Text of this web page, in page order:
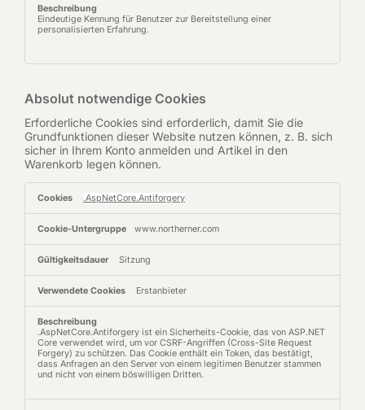
Eindeutige Kennung für Benutzer zur Bereitstellung einer
personalisierten Erfahrung.
Absolut notwendige Cookies
Erforderliche Cookies sind erforderlich, damit Sie die
Grundfunktionen dieser Website nutzen können, z. B. sich
sicher in Ihrem Konto anmelden und Artikel in den
Warenkorb legen können.
Absolut
notwendige
Cookies
.AspNetCore.Antiforgery
www.northerner.com
Sitzung
Erstanbieter
.AspNetCore.Antiforgery ist ein Sicherheits-Cookie, das von ASP.NET
Core verwendet wird, um vor CSRF-Angriffen (Cross-Site Request
Forgery) zu schützen. Das Cookie enthält ein Token, das bestätigt,
dass Anfragen an den Server von einem legitimen Benutzer stammen
und nicht von einem böswilligen Dritten.